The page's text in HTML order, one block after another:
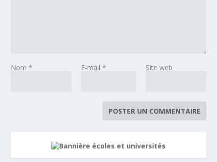
Nom* E-mail * Site web